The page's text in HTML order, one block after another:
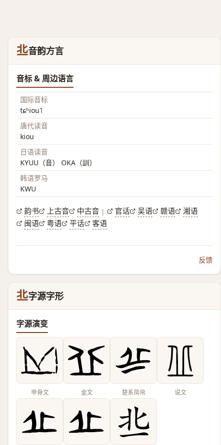
丠音韵方言
音标 & 周边语言
国际音标
tɕʰiou˥
唐代读音
kiou
日语读音
KYUU（音） OKA（訓）
韩语罗马
KWU
韵书 上古音 中古音 | 官话 吴语 赣语
湘语
闽语
粤语 平话 客语
反馈
丠字源字形
字源演变
甲骨文 金文 楚系简帛 说文